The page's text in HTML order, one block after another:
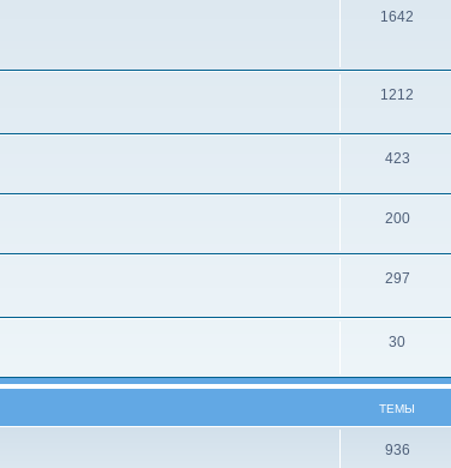
1642
1212
423
200
297
30
ТЕМЫ
936